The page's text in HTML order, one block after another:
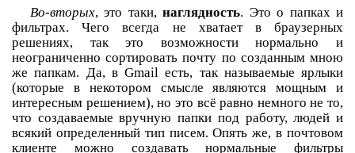
Во-вторых, это таки, наглядность. Это о папках и
фильтрах. Чего всегда не хватает в браузерных
решениях, так это возможности нормально и
неограниченно сортировать почту по созданным мною
же папкам. Да, в Gmail есть, так называемые ярлыки
(которые в некотором смысле являются мощным и
интересным решением), но это всё равно немного не то,
что создаваемые вручную папки под работу, людей и
всякий определенный тип писем. Опять же, в почтовом
клиенте можно создавать нормальные фильтры